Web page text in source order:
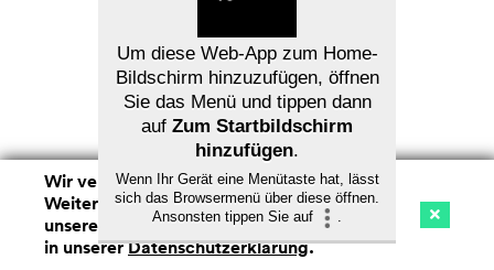
Kino Streaming Watchlist (
Wir verwenden Cookies. Mit dem
Weitersurfen auf cinefile.ch stimmen Sie
unserer Cookie-Nutzung zu. Mehr Infos
in unsererDatenschutzerklärung.
Um diese Web-App zum Home-
Bildschirm hinzuzufügen, öffnen
Sie das Menü und tippen dann
auf Zum Startbildschirm
hinzufügen.
Wenn Ihr Gerät eine Menütaste hat, lässt
sich das Browsermenü über diese öffnen.
Ansonsten tippen Sie auf
.